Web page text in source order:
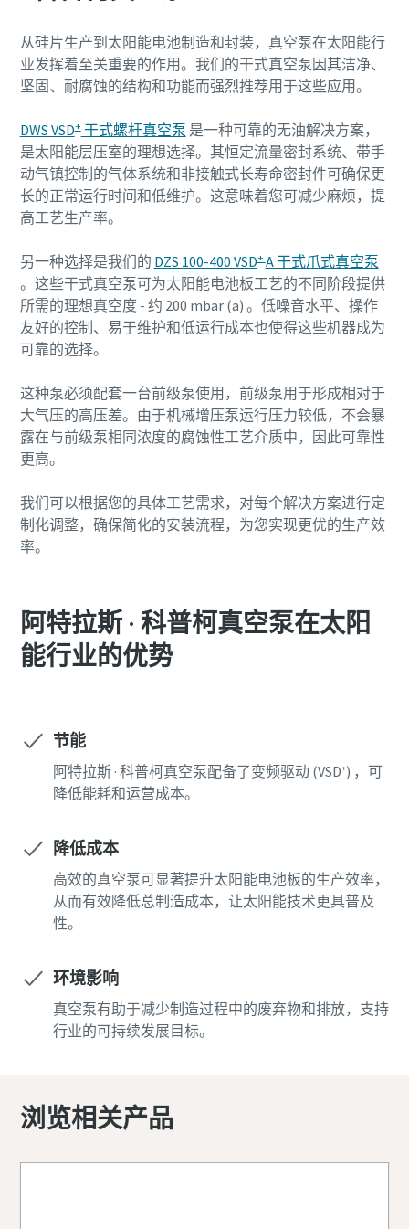
从硅片生产到太阳能电池制造和封装，真空泵在太阳能行
业发挥着至关重要的作用。我们的干式真空泵因其洁净、
坚固、耐腐蚀的结构和功能而强烈推荐用于这些应用。
DWS VSD+干式螺杆真空泵 是一种可靠的无油解决方案，
是太阳能层压室的理想选择。其恒定流量密封系统、带手
动气镇控制的气体系统和非接触式长寿命密封件可确保更
长的正常运行时间和低维护。这意味着您可减少麻烦，提
高工艺生产率。
另一种选择是我们的 DZS 100-400 VSD+A 干式爪式真空泵
。这些干式真空泵可为太阳能电池板工艺的不同阶段提供
所需的理想真空度 - 约 200 mbar (a) 。低噪音水平、操作
友好的控制、易于维护和低运行成本也使得这些机器成为
可靠的选择。
这种泵必须配套一台前级泵使用，前级泵用于形成相对于
大气压的高压差。由于机械增压泵运行压力较低，不会暴
露在与前级泵相同浓度的腐蚀性工艺介质中，因此可靠性
更高。
我们可以根据您的具体工艺需求，对每个解决方案进行定
制化调整，确保简化的安装流程，为您实现更优的生产效
率。
阿特拉斯 · 科普柯真空泵在太阳
能行业的优势
节能
阿特拉斯 · 科普柯真空泵配备了变频驱动 (VSD⁺) ，可
降低能耗和运营成本。
降低成本
高效的真空泵可显著提升太阳能电池板的生产效率，
从而有效降低总制造成本，让太阳能技术更具普及
性。
环境影响
真空泵有助于减少制造过程中的废弃物和排放，支持
行业的可持续发展目标。
浏览相关产品